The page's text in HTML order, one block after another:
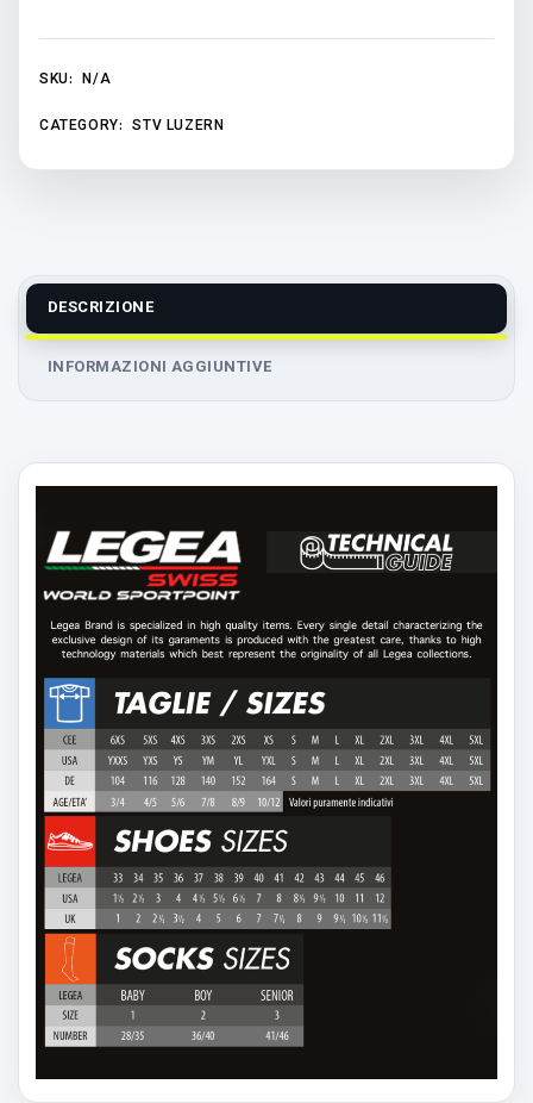
SKU: N/A
CATEGORY: STV LUZERN
DESCRIZIONE
INFORMAZIONI AGGIUNTIVE